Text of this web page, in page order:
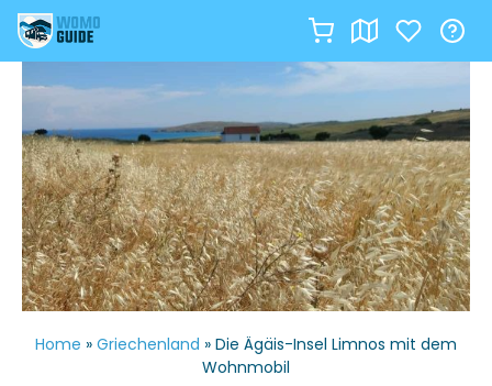
springen
Home » Griechenland » Die Ägäis-Insel Limnos mit dem
Wohnmobil